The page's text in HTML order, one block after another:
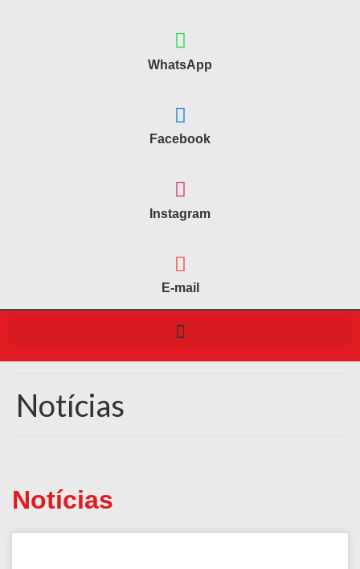
WhatsApp
Facebook
Instagram
E-mail
Notícias
Notícias